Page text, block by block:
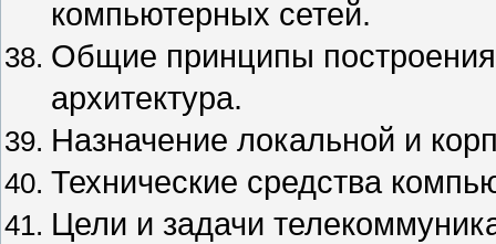
компьютерных сетей.
Общие принципы
архитектура.
Назначение локальной и
Технические средства
Цели и задачи